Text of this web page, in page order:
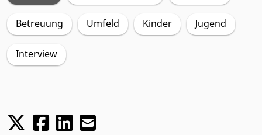
Betreuung Umfeld Kinder Jugend
Interview